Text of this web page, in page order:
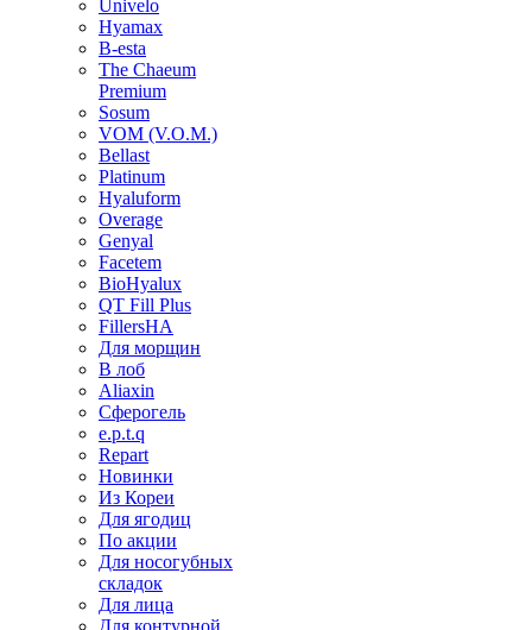
Univelo
Hyamax
B-esta
The Chaeum
Premium
Sosum
VOM (V.O.M.)
Bellast
Platinum
Hyaluform
Overage
Genyal
Facetem
BioHyalux
QT Fill Plus
FillersHA
Для морщин
В лоб
Aliaxin
Сферогель
e.p.t.q
Repart
Новинки
Из Кореи
Для ягодиц
По акции
Для носогубных
складок
Для лица
Для контурной